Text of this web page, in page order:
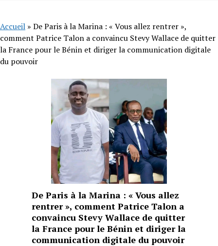
Accueil » De Paris à la Marina : « Vous allez rentrer »,
comment Patrice Talon a convaincu Stevy Wallace de quitter
la France pour le Bénin et diriger la communication digitale
du pouvoir
De Paris à la Marina : « Vous allez
rentrer », comment Patrice Talon a
convaincu Stevy Wallace de quitter
la France pour le Bénin et diriger la
communication digitale du pouvoir